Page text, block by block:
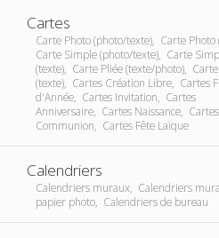
Cartes
Carte Photo (photo/texte), Carte Photo
Carte Simple (photo/texte), Carte
(texte), Carte Pliée (texte/photo),
(texte), Cartes Création Libre, Cartes
d'Année, Cartes Invitation, Cartes
Anniversaire, Cartes Naissance, Cartes
Communion, Cartes Fête Laïque
Calendriers
Calendriers muraux, Calendriers
papier photo, Calendriers de bureau